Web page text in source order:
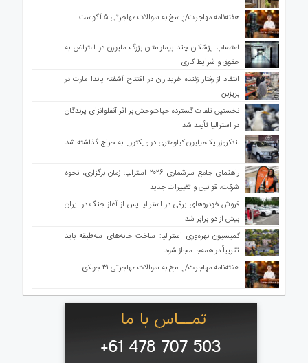
هفته‌نامه مهاجرت/پاسخ به سوالات مهاجرتی ۵ آگوست
اعتصاب پزشکان چند بیمارستان بزرگ ملبورن در اعتراض به
حقوق و شرایط کاری
انتقاد از رفتار زننده خریداران در افتتاح آشفته پاندا مارت در
بریزبن
نخستین تلفات گسترده حیات‌وحش بر اثر آنفلوانزای پرندگان
در استرالیا تأیید شد
لندکروزر یک‌میلیون کیلومتری در ویکتوریا به حراج گذاشته شد
راهنمای جامع سرشماری ۲۰۲۶ استرالیا؛ زمان برگزاری، نحوه
شرکت، قوانین و تغییرات جدید
فروش خودروهای برقی در استرالیا پس از آغاز جنگ در ایران
بیش از دو برابر شد
کمیسیون بهره‌وری استرالیا: ساخت خانه‌های سه‌طبقه باید
تقریباً در همه‌جا مجاز شود
هفته‌نامه مهاجرت/پاسخ به سوالات مهاجرتی ۳۱ جولای